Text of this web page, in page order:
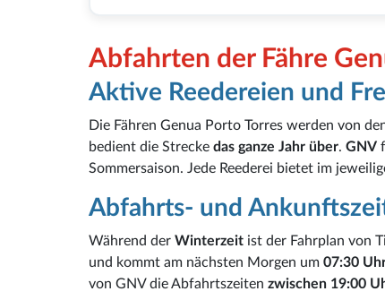
Abfahrten der Fähre
Aktive Reedereien und
Die Fähren Genua Porto Torres werden von
bedient die Strecke das ganze Jahr über. GNV
Sommersaison. Jede Reederei bietet im
Abfahrts- und
Während der Winterzeit ist der Fahrplan von
und kommt am nächsten Morgen um 07:30
von GNV die Abfahrtszeiten zwischen 19:00